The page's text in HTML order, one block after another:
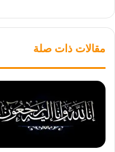
مقالات ذات صلة